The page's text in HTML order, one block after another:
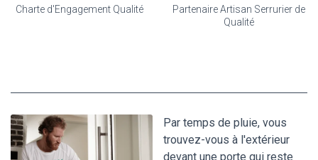
Charte d'Engagement Qualité
Partenaire Artisan Serrurier de
Qualité
Par temps de pluie, vous
trouvez-vous à l'extérieur
devant une porte qui reste